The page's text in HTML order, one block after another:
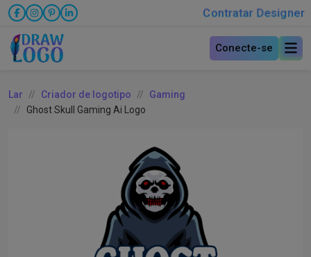
Contratar Designer
Conecte-se
Lar Criador de logotipo
Gaming
Ghost Skull Gaming Ai Logo